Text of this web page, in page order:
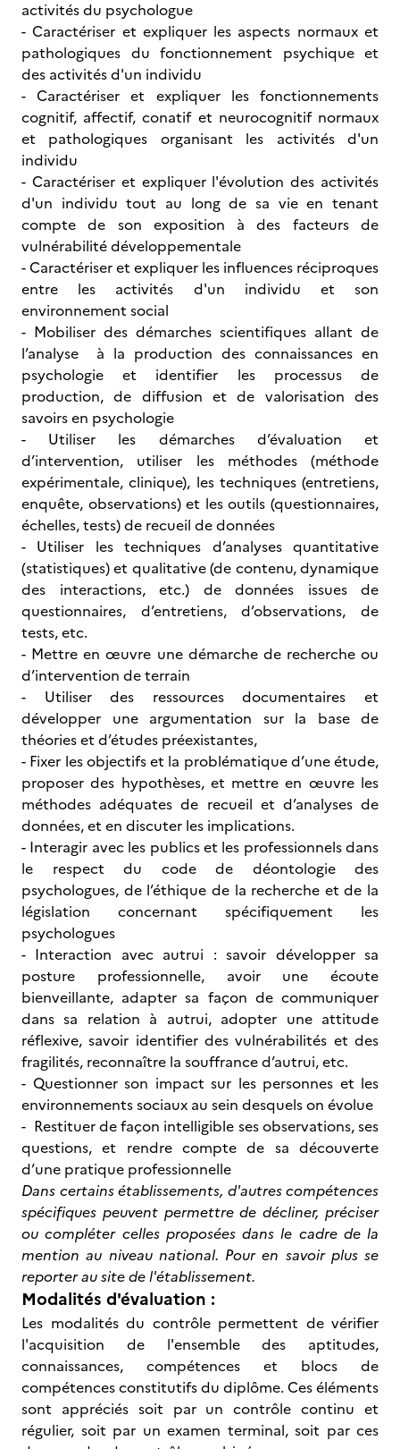
activités du psychologue
- Caractériser et expliquer les aspects normaux et
pathologiques du fonctionnement psychique et
des activités d'un individu
- Caractériser et expliquer les fonctionnements
cognitif, affectif, conatif et neurocognitif normaux
et pathologiques organisant les activités d'un
individu
- Caractériser et expliquer l'évolution des activités
d'un individu tout au long de sa vie en tenant
compte de son exposition à des facteurs de
vulnérabilité développementale
- Caractériser et expliquer les influences réciproques
entre les activités d'un individu et son
environnement social
- Mobiliser des démarches scientifiques allant de
l’analyse à la production des connaissances en
psychologie et identifier les processus de
production, de diffusion et de valorisation des
savoirs en psychologie
- Utiliser les démarches d’évaluation et
d’intervention, utiliser les méthodes (méthode
expérimentale, clinique), les techniques (entretiens,
enquête, observations) et les outils (questionnaires,
échelles, tests) de recueil de données
- Utiliser les techniques d’analyses quantitative
(statistiques) et qualitative (de contenu, dynamique
des interactions, etc.) de données issues de
questionnaires, d’entretiens, d’observations, de
tests, etc.
- Mettre en œuvre une démarche de recherche ou
d’intervention de terrain
- Utiliser des ressources documentaires et
développer une argumentation sur la base de
théories et d’études préexistantes,
- Fixer les objectifs et la problématique d’une étude,
proposer des hypothèses, et mettre en œuvre les
méthodes adéquates de recueil et d’analyses de
données, et en discuter les implications.
- Interagir avec les publics et les professionnels dans
le respect du code de déontologie des
psychologues, de l’éthique de la recherche et de la
législation concernant spécifiquement les
psychologues
- Interaction avec autrui : savoir développer sa
posture professionnelle, avoir une écoute
bienveillante, adapter sa façon de communiquer
dans sa relation à autrui, adopter une attitude
réflexive, savoir identifier des vulnérabilités et des
fragilités, reconnaître la souffrance d’autrui, etc.
- Questionner son impact sur les personnes et les
environnements sociaux au sein desquels on évolue
- Restituer de façon intelligible ses observations, ses
questions, et rendre compte de sa découverte
d’une pratique professionnelle
Dans certains établissements, d'autres compétences
spécifiques peuvent permettre de décliner, préciser
ou compléter celles proposées dans le cadre de la
mention au niveau national. Pour en savoir plus se
reporter au site de l'établissement.
Modalités d'évaluation :
Les modalités du contrôle permettent de vérifier
l'acquisition de l'ensemble des aptitudes,
connaissances, compétences et blocs de
compétences constitutifs du diplôme. Ces éléments
sont appréciés soit par un contrôle continu et
régulier, soit par un examen terminal, soit par ces